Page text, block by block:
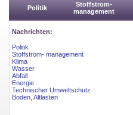
Politik
Stoffstrom-
management
Nachrichten:
Politik
Stoffstrom- management
Klima
Wasser
Abfall
Energie
Technischer Umweltschutz
Boden, Altlasten